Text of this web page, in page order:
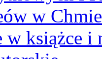
w
w książce i